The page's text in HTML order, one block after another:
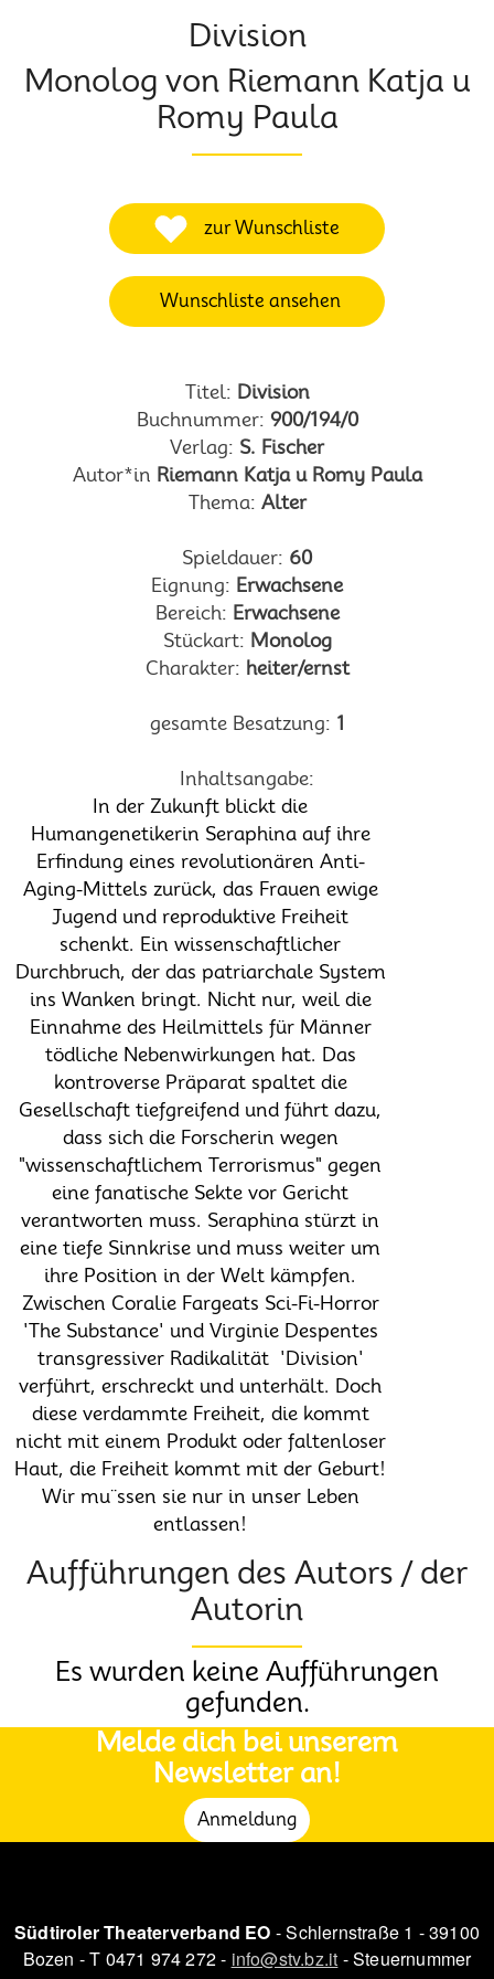
zur Wunschliste
Wunschliste ansehen
Division
Monolog von Riemann Katja u
Romy Paula
Titel: Division
Buchnummer: 900/194/0
Verlag: S. Fischer
Autor*in Riemann Katja u Romy Paula
Thema: Alter
Spieldauer: 60
Eignung: Erwachsene
Bereich: Erwachsene
Stückart: Monolog
Charakter: heiter/ernst
gesamte Besatzung: 1
Inhaltsangabe:
In der Zukunft blickt die
Humangenetikerin Seraphina auf ihre
Erfindung eines revolutionären Anti-
Aging-Mittels zurück, das Frauen ewige
Jugend und reproduktive Freiheit
schenkt. Ein wissenschaftlicher
Durchbruch, der das patriarchale System
ins Wanken bringt. Nicht nur, weil die
Einnahme des Heilmittels für Männer
tödliche Nebenwirkungen hat. Das
kontroverse Präparat spaltet die
Gesellschaft tiefgreifend und führt dazu,
dass sich die Forscherin wegen
"wissenschaftlichem Terrorismus" gegen
eine fanatische Sekte vor Gericht
verantworten muss. Seraphina stürzt in
eine tiefe Sinnkrise und muss weiter um
ihre Position in der Welt kämpfen.
Zwischen Coralie Fargeats Sci-Fi-Horror
'The Substance' und Virginie Despentes
transgressiver Radikalität  'Division'
verführt, erschreckt und unterhält. Doch
diese verdammte Freiheit, die kommt
nicht mit einem Produkt oder faltenloser
Haut, die Freiheit kommt mit der Geburt!
Wir mu¨ssen sie nur in unser Leben
entlassen!
Aufführungen des Autors / der
Autorin
Es wurden keine Aufführungen
gefunden.
Melde dich bei unserem
Newsletter an!
Anmeldung
Südtiroler Theaterverband EO - Schlernstraße 1 - 39100
Bozen - T 0471 974 272 - info@stv.bz.it - Steuernummer